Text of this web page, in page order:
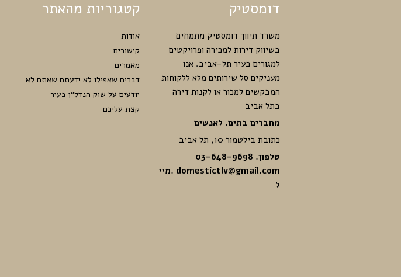
דומסטיק
משרד תיווך דומסטיק מתמחים
בשיווק דירות למכירה ופרויקטים
למגורים בעיר תל-אביב. אנו
מעניקים סל שירותים מלא ללקוחות
המבקשים למכור או לקנות דירה
בתל אביב
מחברים בתים. לאנשים
כתובת בילטמור 10, תל אביב
טלפון. 03-648-9698
domestictlv@gmail.com .מיי
ל
קטגוריות מהאתר
אודות
קישורים
מאמרים
דברים שאפילו לא ידעתם שאתם לא
יודעים על שוק הנדל”ן בעיר
קצת עליכם